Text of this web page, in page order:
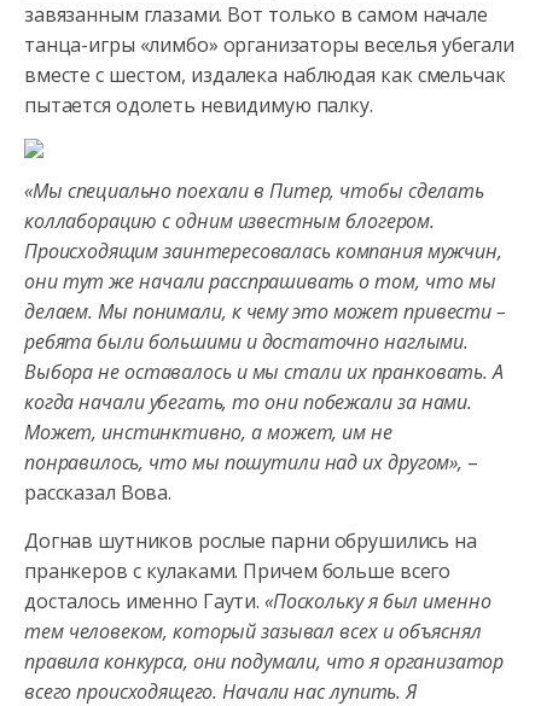
завязанным глазами. Вот только в самом начале
танца-игры «лимбо» организаторы веселья убегали
вместе с шестом, издалека наблюдая как смельчак
пытается одолеть невидимую палку.
«Мы специально поехали в Питер, чтобы сделать
коллаборацию с одним известным блогером.
Происходящим заинтересовалась компания мужчин,
они тут же начали расспрашивать о том, что мы
делаем. Мы понимали, к чему это может привести –
ребята были большими и достаточно наглыми.
Выбора не оставалось и мы стали их пранковать. А
когда начали убегать, то они побежали за нами.
Может, инстинктивно, а может, им не
понравилось, что мы пошутили над их другом», –
рассказал Вова.
Догнав шутников рослые парни обрушились на
пранкеров с кулаками. Причем больше всего
досталось именно Гаути.«Поскольку я был именно
тем человеком, который зазывал всех и объяснял
правила конкурса, они подумали, что я организатор
всего происходящего. Начали нас лупить. Я